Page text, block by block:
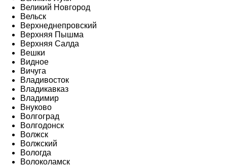
Великий Новгород
Вельск
Верхнеднепровский
Верхняя Пышма
Верхняя Салда
Вешки
Видное
Вичуга
Владивосток
Владикавказ
Владимир
Внуково
Волгоград
Волгодонск
Волжск
Волжский
Вологда
Волоколамск